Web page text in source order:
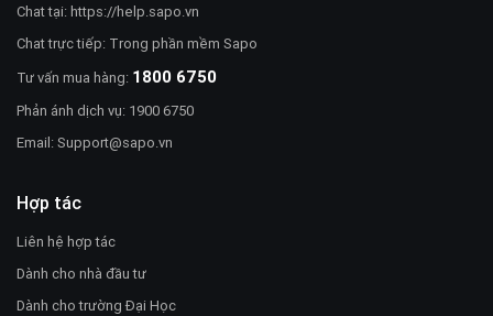
Chat tại:https://help.sapo.vn
Chat trực tiếp: Trong phần mềm Sapo
Tư vấn mua hàng: 1800 6750
Phản ánh dịch vụ: 1900 6750
Email:Support@sapo.vn
Hợp tác
Liên hệ hợp tác
Dành cho nhà đầu tư
Dành cho trường Đại Học